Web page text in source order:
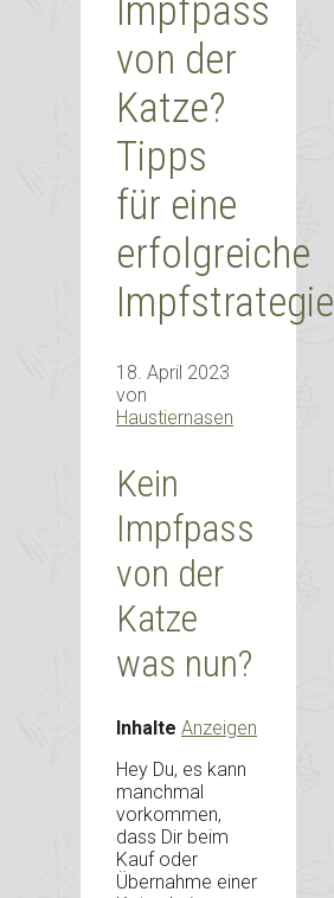
Impfpass
von der
Katze?
Tipps
für eine
erfolgreiche
Impfstrategie
18. April 2023
von
Haustiernasen
Kein
Impfpass
von der
Katze
was nun?
Inhalte Anzeigen
Hey Du, es kann
manchmal
vorkommen,
dass Dir beim
Kauf oder
Übernahme einer